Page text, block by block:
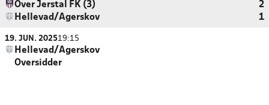
Over Jerstal FK (3)
2
Hellevad/Agerskov
1
19. JUN. 202519:15
Hellevad/Agerskov
Oversidder